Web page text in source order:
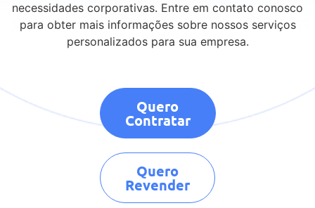
necessidades corporativas. Entre em contato conosco
para obter mais informações sobre nossos serviços
personalizados para sua empresa.
Quero
Contratar
Quero
Revender